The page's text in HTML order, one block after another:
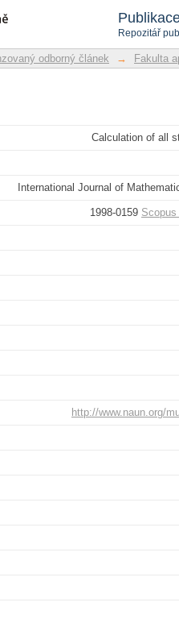
Repozitář
PI and
odborný článek → Fakulta
Calculation of all
International Journal of
1998-0159
http://www.naun.org/